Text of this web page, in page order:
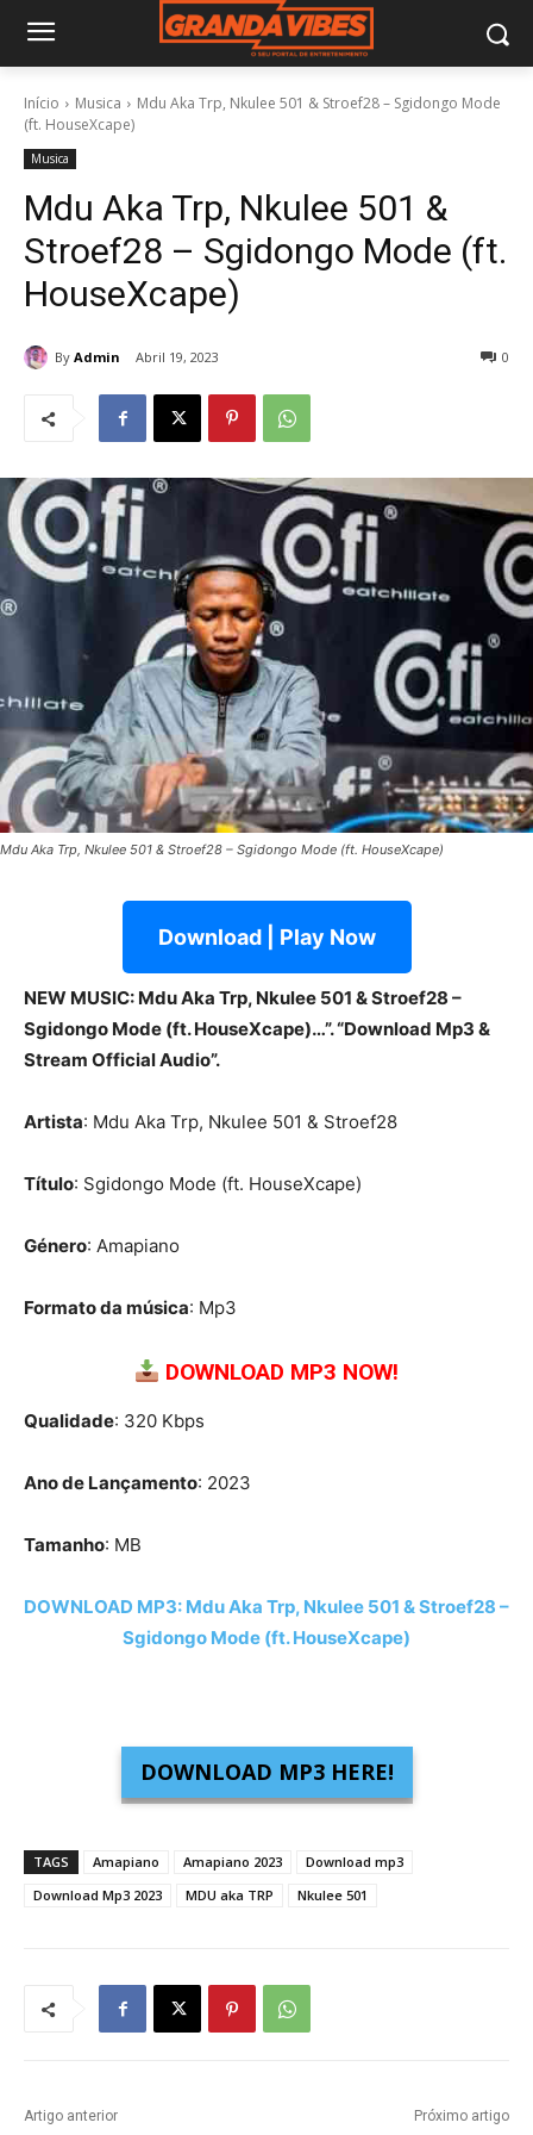
Início Musica
Mdu Aka Trp, Nkulee 501 & Stroef28 – Sgidongo Mode
(ft. HouseXcape)
Musica
Mdu Aka Trp, Nkulee 501 &
Stroef28 – Sgidongo Mode (ft.
HouseXcape)
By Admin Abril 19, 2023 0
Mdu Aka Trp, Nkulee 501 & Stroef28 – Sgidongo Mode (ft. HouseXcape)
Download | Play Now
NEW MUSIC: Mdu Aka Trp, Nkulee 501 & Stroef28 –
Sgidongo Mode (ft. HouseXcape)…”. “Download Mp3 &
Stream Official Audio”.
Artista: Mdu Aka Trp, Nkulee 501 & Stroef28
Título: Sgidongo Mode (ft. HouseXcape)
Género: Amapiano
Formato da música: Mp3
DOWNLOAD MP3 NOW!
Qualidade: 320 Kbps
Ano de Lançamento: 2023
Tamanho: MB
DOWNLOAD MP3: Mdu Aka Trp, Nkulee 501 & Stroef28 –
Sgidongo Mode (ft. HouseXcape)
DOWNLOAD MP3 HERE!
TAGS Amapiano Amapiano 2023
Download mp3
Download Mp3 2023
MDU aka TRP Nkulee 501
Artigo anterior Próximo artigo